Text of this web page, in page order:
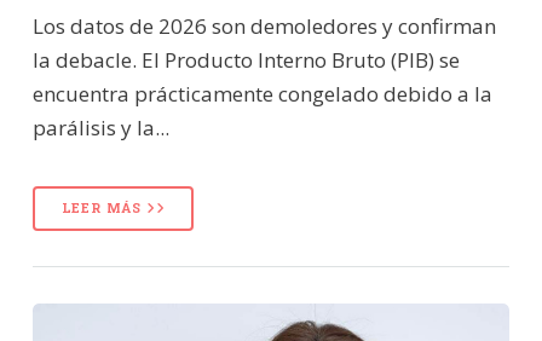
Los datos de 2026 son demoledores y confirman
la debacle. El Producto Interno Bruto (PIB) se
encuentra prácticamente congelado debido a la
parálisis y la...
LEER MÁS